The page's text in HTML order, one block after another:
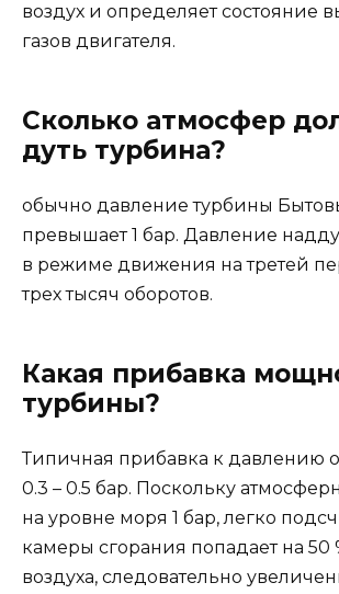
воздух и определяет состояние
газов двигателя.
Сколько атмосфер
дуть турбина?
обычно давление турбины
превышает 1 бар. Давление
в режиме движения на третей
трех тысяч оборотов.
Какая прибавка
турбины?
Типичная прибавка к давлению
0.3 – 0.5 бар. Поскольку
на уровне моря 1 бар, легко
камеры сгорания попадает на 50
воздуха, следовательно